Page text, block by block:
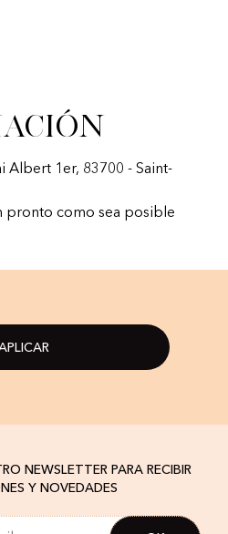
Albert 1er, 83700 - Saint-
pronto como sea posible
NEWSLETTER PARA RECIBIR
Y NOVEDADES